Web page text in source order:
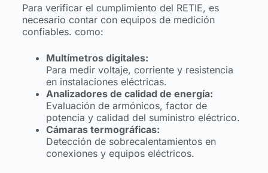
Para verificar el cumplimiento del RETIE, es
necesario contar con equipos de medición
confiables. como:
Multímetros digitales:
Para medir voltaje, corriente y resistencia
en instalaciones eléctricas.
Analizadores de calidad de energía:
Evaluación de armónicos, factor de
potencia y calidad del suministro eléctrico.
Cámaras termográficas:
Detección de sobrecalentamientos en
conexiones y equipos eléctricos.